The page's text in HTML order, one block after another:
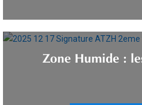
Zone Humide :